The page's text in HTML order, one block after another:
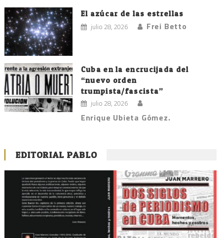
El azúcar de las estrellas
julio 28, 2026 Frei Betto
Cuba en la encrucijada del
“nuevo orden
trumpista/fascista”
julio 28, 2026
Enrique Ubieta Gómez.
EDITORIAL PABLO